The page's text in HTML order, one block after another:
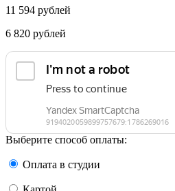
11 594 рублей
6 820 рублей
Выберите способ оплаты:
Оплата в студии